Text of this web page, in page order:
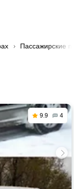
Пассажирские
9.9 4